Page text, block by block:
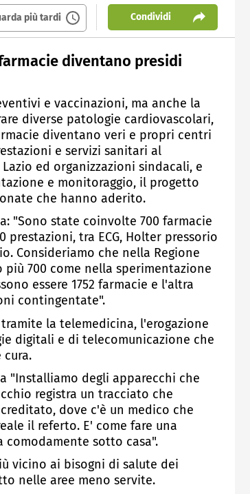
più tardi Condividi
diventano presidi
e vaccinazioni, ma anche la
diverse patologie cardiovascolari,
diventano veri e propri centri
e servizi sanitari al
ed organizzazioni sindacali, e
e monitoraggio, il progetto
che hanno aderito.
"Sono state coinvolte 700 farmacie
prestazioni, tra ECG, Holter pressorio
Consideriamo che nella Regione
più 700 come nella sperimentazione
essere 1752 farmacie e l'altra
contingentate".
la telemedicina, l'erogazione
digitali e di telecomunicazione che
"Installiamo degli apparecchi che
registra un tracciato che
dove c'è un medico che
il referto. E' come fare una
comodamente sotto casa".
vicino ai bisogni di salute dei
nelle aree meno servite.